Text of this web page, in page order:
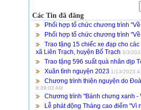
Các Tin đã đăng
Phối hợp tổ chức chương trình
Phối hợp tổ chức chương trình
Trao tặng 15 chiếc xe đạp cho
xã Liên Trạch, huyện Bố Trạch 3/3/
Trao tặng 596 suất quà nhân dịp
Xuân tình nguyện 2023 1/13/2023
Chương trình thiện nguyện do
8:39:03 AM
Chương trình "Bánh chưng xanh -
Lễ phát động Tháng cao điểm "Vì